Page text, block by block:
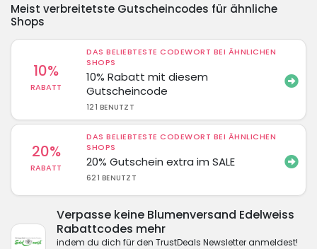
Meist verbreitetste Gutscheincodes für ähnliche
Shops
10%
RABATT
DAS BELIEBTESTE CODEWORT BEI ÄHNLICHEN
SHOPS
10% Rabatt mit diesem
Gutscheincode
121 BENUTZT
20%
RABATT
DAS BELIEBTESTE CODEWORT BEI ÄHNLICHEN
SHOPS
20% Gutschein extra im SALE
621 BENUTZT
Verpasse keine Blumenversand Edelweiss
Rabattcodes mehr
indem du dich für den TrustDeals Newsletter anmeldest!